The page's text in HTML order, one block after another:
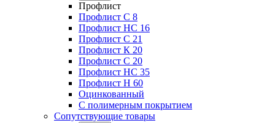
Профлист
Профлист С 8
Профлист НС 16
Профлист C 21
Профлист К 20
Профлист С 20
Профлист НС 35
Профлист Н 60
Оцинкованный
С полимерным покрытием
Сопутствующие товары